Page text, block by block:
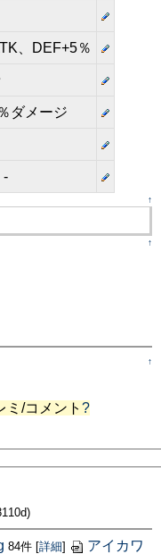
、DEF+5％
ダメージ
-
↑
↑
↑
ミ/コメント ?
84件 [詳細]
アイカワ